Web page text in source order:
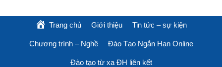
Trang chủ Giới thiệu Tin tức – sự kiện
Chương trình – Nghề Đào Tạo Ngắn Hạn Online
Đào tạo từ xa ĐH liên kết